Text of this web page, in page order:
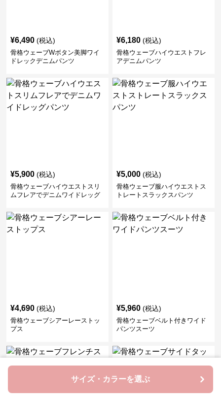
サイズ・カラーを選ぶ
¥6,490 (税込)
骨格ウェーブWボタン美脚ワイ
ドレックデニムパンツ
¥6,180 (税込)
骨格ウェーブハイウエストフレ
アデニムパンツ
¥5,900 (税込)
骨格ウェーブハイウエストスリ
ムフレアでデニムワイドレッグ
¥5,000 (税込)
骨格ウェーブ服ハイウエストス
トレートスラックスパンツ
¥4,690 (税込)
骨格ウェーブシアーレーストッ
プス
¥5,960 (税込)
骨格ウェーブベルト付きワイド
パンツスーツ